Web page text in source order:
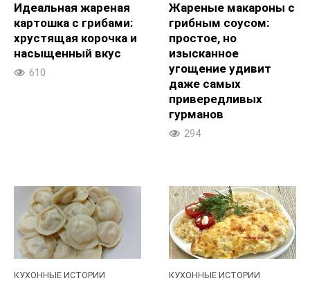
Идеальная жареная
картошка с грибами:
хрустящая корочка и
насыщенный вкус
610
Жареные макароны с
грибным соусом:
простое, но
изысканное
угощение удивит
даже самых
привередливых
гурманов
294
КУХОННЫЕ ИСТОРИИ КУХОННЫЕ ИСТОРИИ